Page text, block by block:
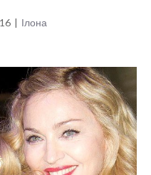
| Ілона